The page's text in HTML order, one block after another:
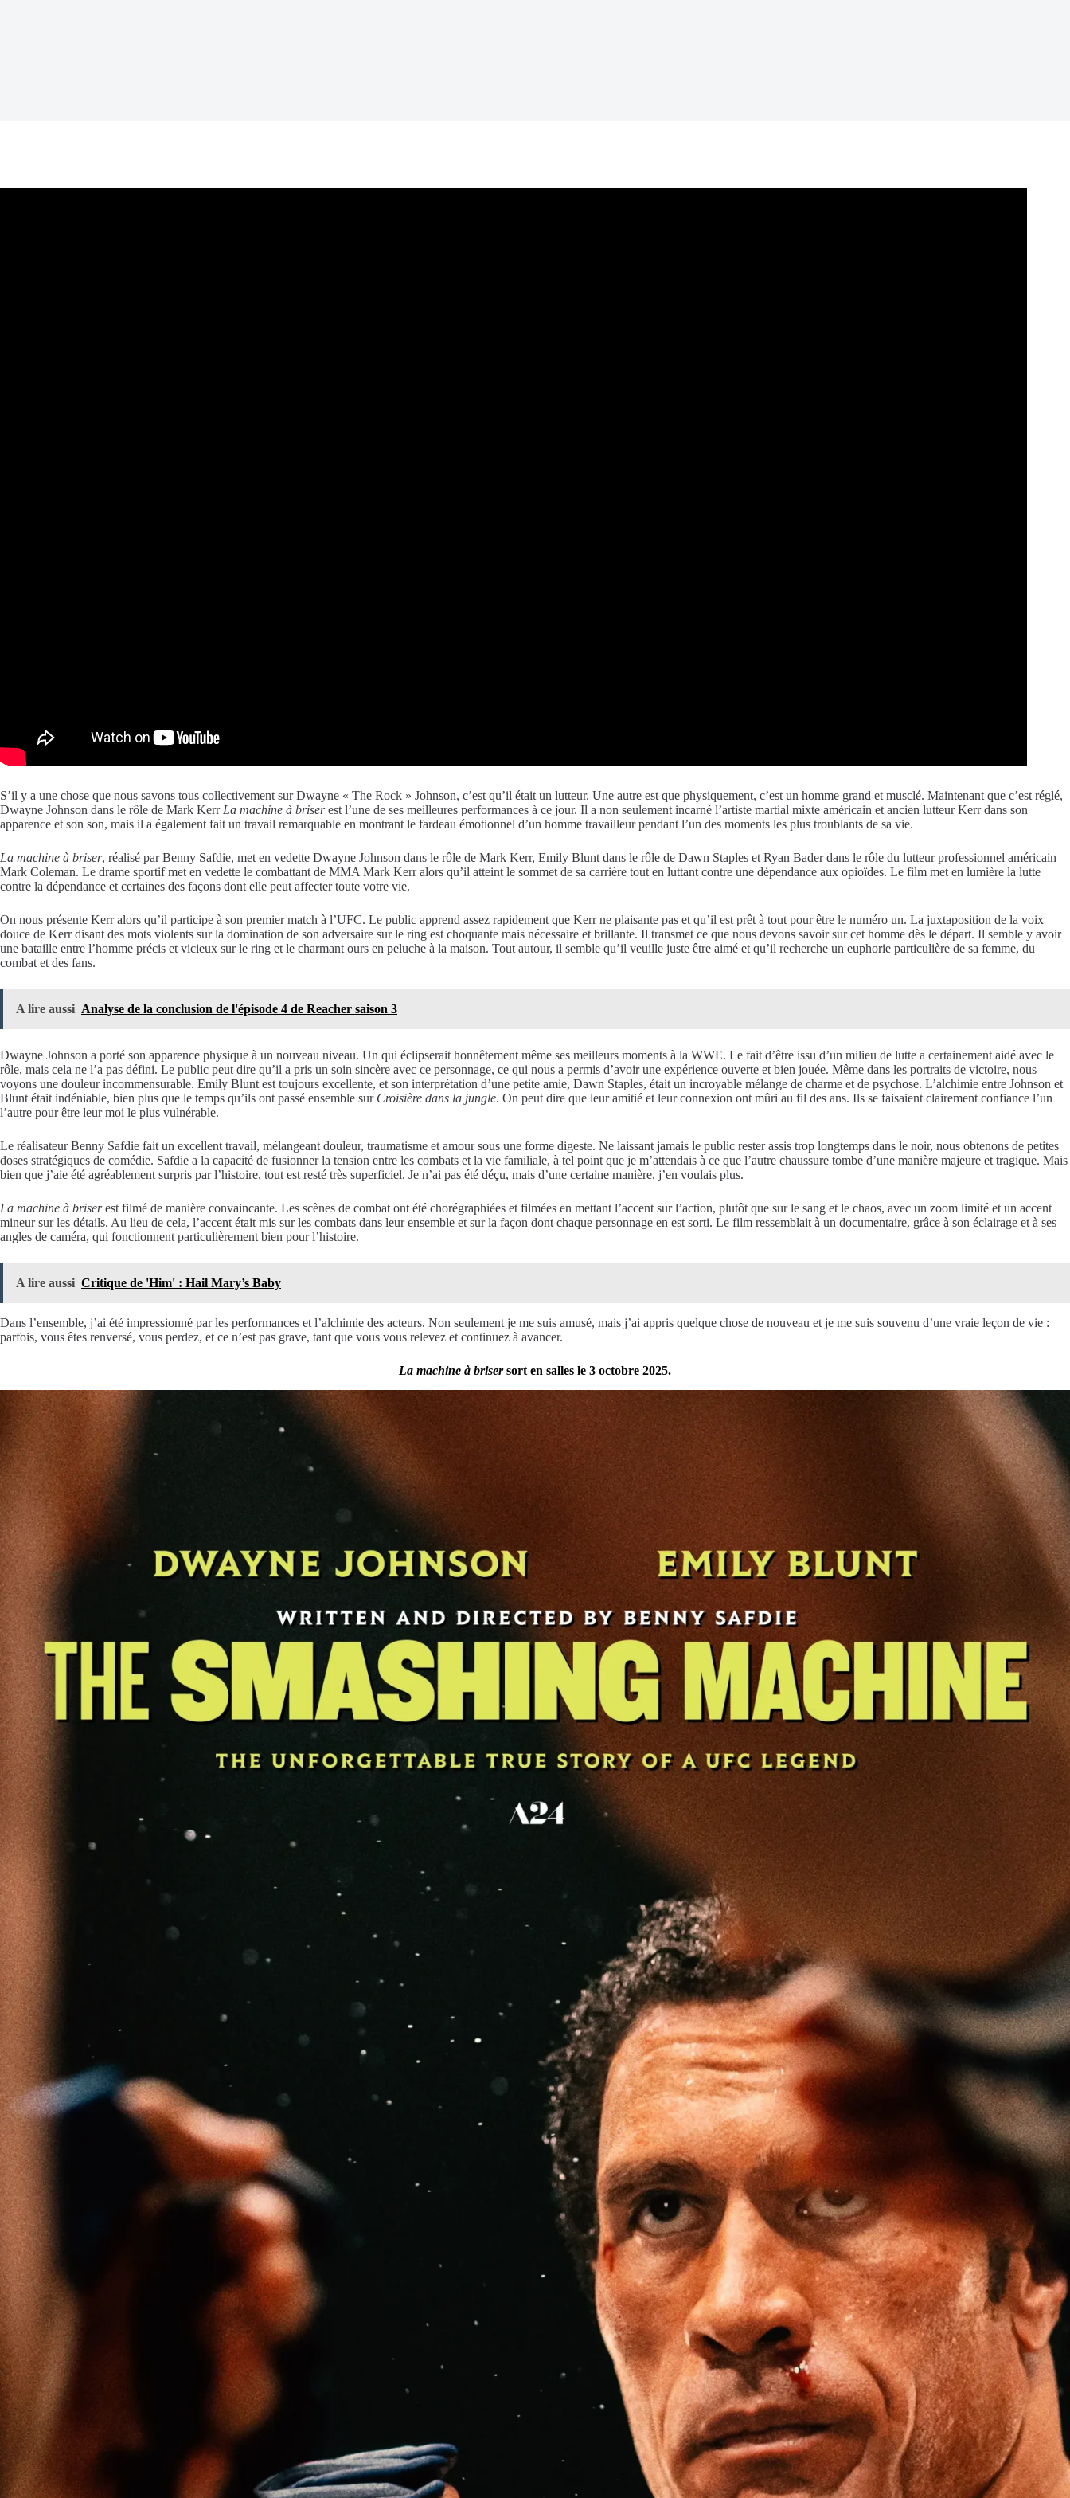
S’il y a une chose que nous savons tous collectivement sur Dwayne « The Rock » Johnson, c’est qu’il était un lutteur. Une autre est que physiquement, c’est un homme grand et musclé. Maintenant que c’est réglé,
Dwayne Johnson dans le rôle de Mark Kerr La machine à briserest l’une de ses meilleures performances à ce jour. Il a non seulement incarné l’artiste martial mixte américain et ancien lutteur Kerr dans son
apparence et son son, mais il a également fait un travail remarquable en montrant le fardeau émotionnel d’un homme travailleur pendant l’un des moments les plus troublants de sa vie.
La machine à briser, réalisé par Benny Safdie, met en vedette Dwayne Johnson dans le rôle de Mark Kerr, Emily Blunt dans le rôle de Dawn Staples et Ryan Bader dans le rôle du lutteur professionnel américain
Mark Coleman. Le drame sportif met en vedette le combattant de MMA Mark Kerr alors qu’il atteint le sommet de sa carrière tout en luttant contre une dépendance aux opioïdes. Le film met en lumière la lutte
contre la dépendance et certaines des façons dont elle peut affecter toute votre vie.
On nous présente Kerr alors qu’il participe à son premier match à l’UFC. Le public apprend assez rapidement que Kerr ne plaisante pas et qu’il est prêt à tout pour être le numéro un. La juxtaposition de la voix
douce de Kerr disant des mots violents sur la domination de son adversaire sur le ring est choquante mais nécessaire et brillante. Il transmet ce que nous devons savoir sur cet homme dès le départ. Il semble y avoir
une bataille entre l’homme précis et vicieux sur le ring et le charmant ours en peluche à la maison. Tout autour, il semble qu’il veuille juste être aimé et qu’il recherche un euphorie particulière de sa femme, du
combat et des fans.
A lire aussi Analyse de la conclusion de l'épisode 4 de Reacher saison 3
Dwayne Johnson a porté son apparence physique à un nouveau niveau. Un qui éclipserait honnêtement même ses meilleurs moments à la WWE. Le fait d’être issu d’un milieu de lutte a certainement aidé avec le
rôle, mais cela ne l’a pas défini. Le public peut dire qu’il a pris un soin sincère avec ce personnage, ce qui nous a permis d’avoir une expérience ouverte et bien jouée. Même dans les portraits de victoire, nous
voyons une douleur incommensurable. Emily Blunt est toujours excellente, et son interprétation d’une petite amie, Dawn Staples, était un incroyable mélange de charme et de psychose. L’alchimie entre Johnson et
Blunt était indéniable, bien plus que le temps qu’ils ont passé ensemble sur Croisière dans la jungle. On peut dire que leur amitié et leur connexion ont mûri au fil des ans. Ils se faisaient clairement confiance l’un
l’autre pour être leur moi le plus vulnérable.
Le réalisateur Benny Safdie fait un excellent travail, mélangeant douleur, traumatisme et amour sous une forme digeste. Ne laissant jamais le public rester assis trop longtemps dans le noir, nous obtenons de petites
doses stratégiques de comédie. Safdie a la capacité de fusionner la tension entre les combats et la vie familiale, à tel point que je m’attendais à ce que l’autre chaussure tombe d’une manière majeure et tragique. Mais
bien que j’aie été agréablement surpris par l’histoire, tout est resté très superficiel. Je n’ai pas été déçu, mais d’une certaine manière, j’en voulais plus.
La machine à briserest filmé de manière convaincante. Les scènes de combat ont été chorégraphiées et filmées en mettant l’accent sur l’action, plutôt que sur le sang et le chaos, avec un zoom limité et un accent
mineur sur les détails. Au lieu de cela, l’accent était mis sur les combats dans leur ensemble et sur la façon dont chaque personnage en est sorti. Le film ressemblait à un documentaire, grâce à son éclairage et à ses
angles de caméra, qui fonctionnent particulièrement bien pour l’histoire.
A lire aussi Critique de 'Him' : Hail Mary’s Baby
Dans l’ensemble, j’ai été impressionné par les performances et l’alchimie des acteurs. Non seulement je me suis amusé, mais j’ai appris quelque chose de nouveau et je me suis souvenu d’une vraie leçon de vie :
parfois, vous êtes renversé, vous perdez, et ce n’est pas grave, tant que vous vous relevez et continuez à avancer.
La machine à brisersort en salles le 3 octobre 2025.